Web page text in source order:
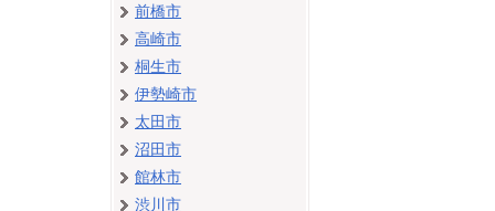
前橋市
高崎市
桐生市
伊勢崎市
太田市
沼田市
館林市
渋川市